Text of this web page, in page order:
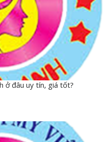
ở đâu uy tín, giá tốt?